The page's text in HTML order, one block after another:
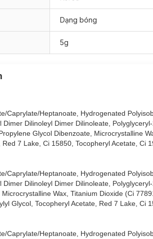
5g hiện đã có mặt tạiHasakivới 8 màu
Khô
Dạng bóng
5g
Caprylate/Heptanoate, Hydrogenated
Dilinoleyl Dimer Dilinoleate,
Glycol Dibenzoate, Microcrystalline
7 Lake, Ci 15850, Tocopheryl Acetate, Ci
Caprylate/Heptanoate, Hydrogenated
Dilinoleyl Dimer Dilinoleate,
Wax, Titanium Dioxide (Ci
Glycol, Tocopheryl Acetate, Red 7 Lake, Ci
Caprylate/Heptanoate, Hydrogenated